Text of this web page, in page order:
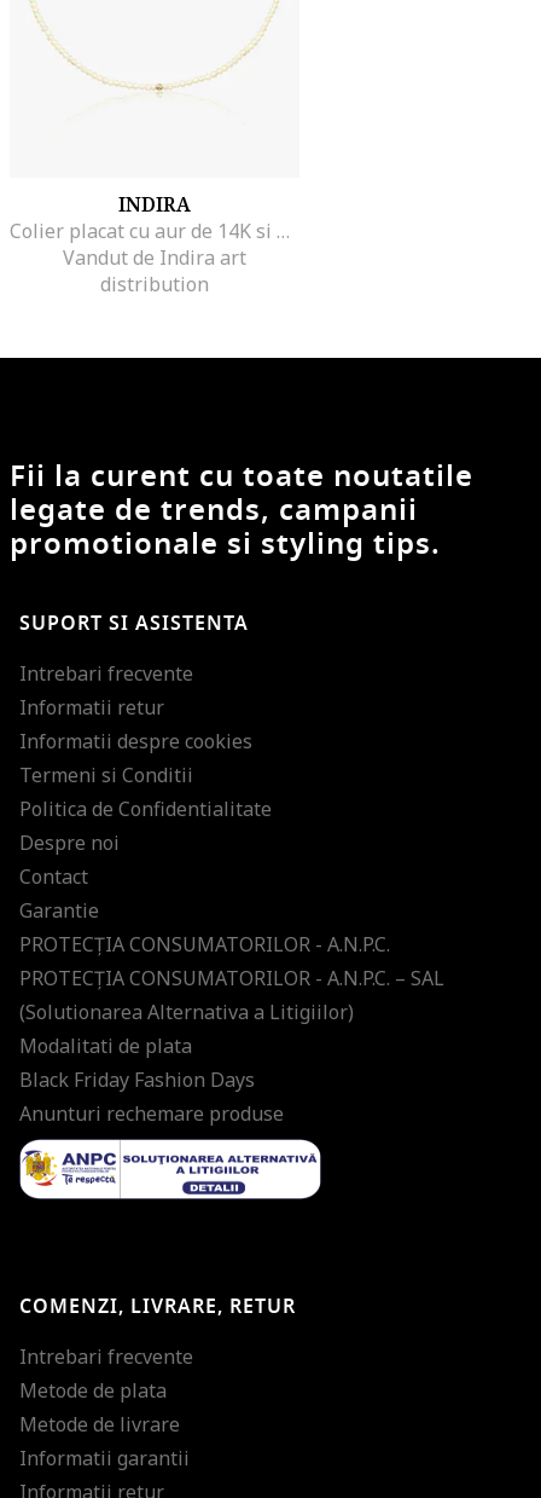
INDIRA
Colier placat cu aur de 14K si decorat cu perle, Alb/Auriu
Vandut de Indira art
distribution
Fii la curent cu toate noutatile
legate de trends, campanii
promotionale si styling tips.
SUPORT SI ASISTENTA
Intrebari frecvente
Informatii retur
Informatii despre cookies
Termeni si Conditii
Politica de Confidentialitate
Despre noi
Contact
Garantie
PROTECŢIA CONSUMATORILOR - A.N.P.C.
PROTECŢIA CONSUMATORILOR - A.N.P.C. – SAL
(Solutionarea Alternativa a Litigiilor)
Modalitati de plata
Black Friday Fashion Days
Anunturi rechemare produse
COMENZI, LIVRARE, RETUR
Intrebari frecvente
Metode de plata
Metode de livrare
Informatii garantii
Informatii retur